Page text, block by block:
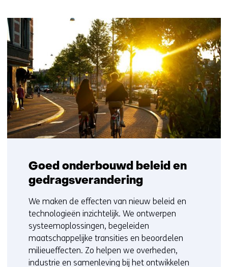
Goed onderbouwd beleid en
gedragsverandering
We maken de effecten van nieuw beleid en
technologieën inzichtelijk. We ontwerpen
systeemoplossingen, begeleiden
maatschappelijke transities en beoordelen
milieueffecten. Zo helpen we overheden,
industrie en samenleving bij het ontwikkelen